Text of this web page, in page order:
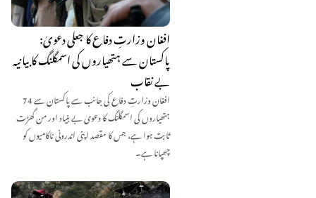
افغان وزارتِ دفاع کا جعلی دعویٰ:
پاکستان سے ہتھیاروں کی اسمگلنگ کا بیانیہ
بے نقاب
افغان وزارتِ دفاع کی جانب سے پاکستان سے 74
ہتھیاروں کی اسمگلنگ کا دعویٰ بے بنیاد اور من گھڑت
ثابت ہوا ہے، جس کا مقصد اپنی اندرونی ناکامیوں کو
چھپانا ہے۔